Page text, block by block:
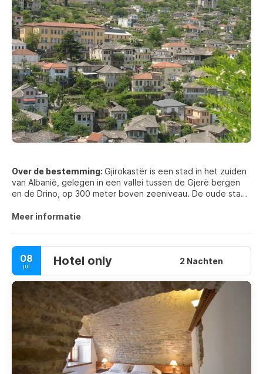
Over de bestemming: Gjirokastër is een stad in het zuiden
van Albanië, gelegen in een vallei tussen de Gjerë bergen
en de Drino, op 300 meter boven zeeniveau. De oude stad
zeldzaam voorbeeld van een goed bewaarde Ottomaanse
vijf jaar het Gjirokastër Nationaal Folklorefestival wordt
gehouden. Het is de geboorteplaats van de voormalige
Albanese communistische leider Enver Hoxha en auteur
Ismail Kadare.
Meer informatie
08
jul Hotel only 2 Nachten